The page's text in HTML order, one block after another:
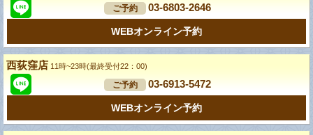
ご予約 03-6803-2646
WEBオンライン予約
西荻窪店 11時~23時(最終受付22：00)
ご予約 03-6913-5472
WEBオンライン予約